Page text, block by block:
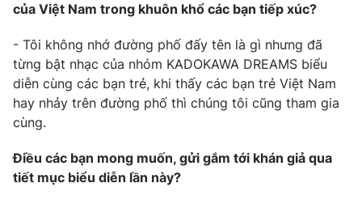
của Việt Nam trong khuôn khổ các bạn tiếp xúc?
- Tôi không nhớ đường phố đấy tên là gì nhưng đã
từng bật nhạc của nhóm KADOKAWA DREAMS biểu
diễn cùng các bạn trẻ, khi thấy các bạn trẻ Việt Nam
hay nhảy trên đường phố thì chúng tôi cũng tham gia
cùng.
Điều các bạn mong muốn, gửi gắm tới khán giả qua
tiết mục biểu diễn lần này?